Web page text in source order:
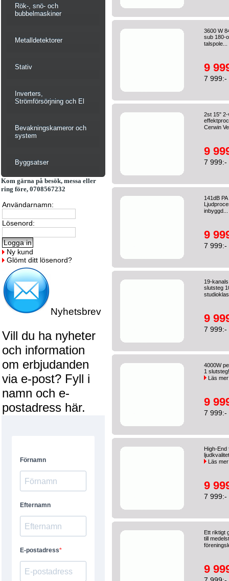
Rök-, snö- och
bubbelmaskiner
Metalldetektorer
Stativ
Inverters,
Strömförsörjning och El
Bevakningskameror och
system
Byggsatser
Kom gärna på besök, messa eller
ring före, 0708567232
Användarnamn:
Lösenord:
Ny kund
Glömt ditt lösenord?
Nyhetsbrev
Vill du ha nyheter
och information
om erbjudanden
via e-post? Fyll i
namn och e-
postadress här.
3600 W
sub 180-
talspole...
9
7 999:-
2st 15"
Cerwin
9
7 999:-
141dB
inbyggd...
9
7 999:-
19-
slutsteg
9
7 999:-
4000W
1
Läs mer
9
7 999:-
High-
Läs mer
9
7 999:-
Ett riktigt
till
9